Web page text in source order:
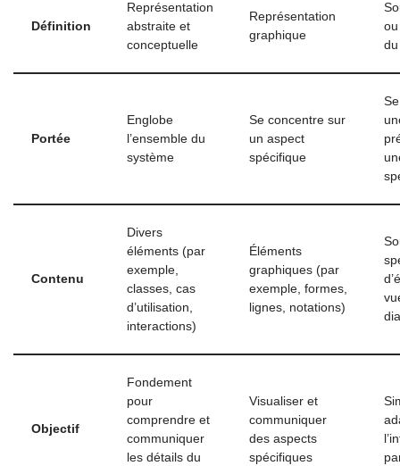
Définition
Représentation
abstraite et
conceptuelle
Représentation
graphique
Portée
Englobe
l’ensemble du
système
Se concentre sur
un aspect
spécifique
Contenu
Divers
éléments (par
exemple,
classes, cas
d’utilisation,
interactions)
Éléments
graphiques (par
exemple, formes,
lignes, notations)
Objectif
Fondement
pour
comprendre et
communiquer
les détails du
Visualiser et
communiquer
des aspects
spécifiques